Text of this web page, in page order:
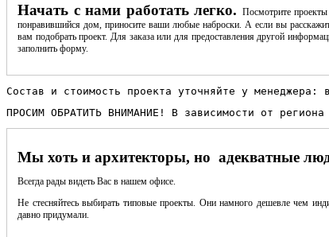
Начать с нами работать легко. Посмотрите
понравившийся дом, приносите ваши любые наброски. А если вы
вам подобрать проект. Для заказа или для предоставления другой
заполнить форму.
Состав и стоимость проекта уточняйте у
ПРОСИМ ОБРАТИТЬ ВНИМАНИЕ! В зависимости от
Мы хоть и архитекторы, но адекватные
Всегда рады видеть Вас в нашем офисе.
Не стесняйтесь выбирать типовые проекты. Они намного дешевле чем
давно придумали.